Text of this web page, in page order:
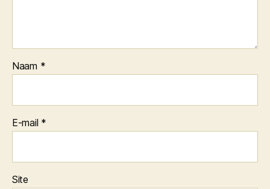
Naam *
E-mail *
Site